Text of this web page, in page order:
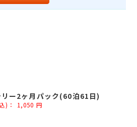
ー2ヶ月パック(60泊61日)
)： 1,050 円